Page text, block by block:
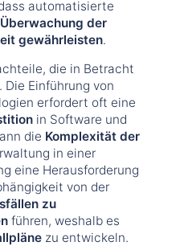
automatisierte
der
gewährleisten.
die in Betracht
Einführung von
erfordert oft eine
in Software und
die Komplexität der
in einer
eine Herausforderung
von der
zu
führen, weshalb es
zu entwickeln.